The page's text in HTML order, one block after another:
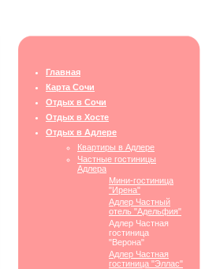
Главная
Карта Сочи
Отдых в Сочи
Отдых в Хосте
Отдых в Адлере
Квартиры в Адлере
Частные гостиницы
Адлера
Мини-гостиница
"Ирена"
Адлер Частный
отель "Адельфия"
Адлер Частная
гостиница
"Верона"
Адлер Частная
гостиница "Эллас"